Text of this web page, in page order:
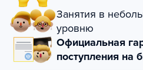
Занятия в
уровню
Официальная
поступления на